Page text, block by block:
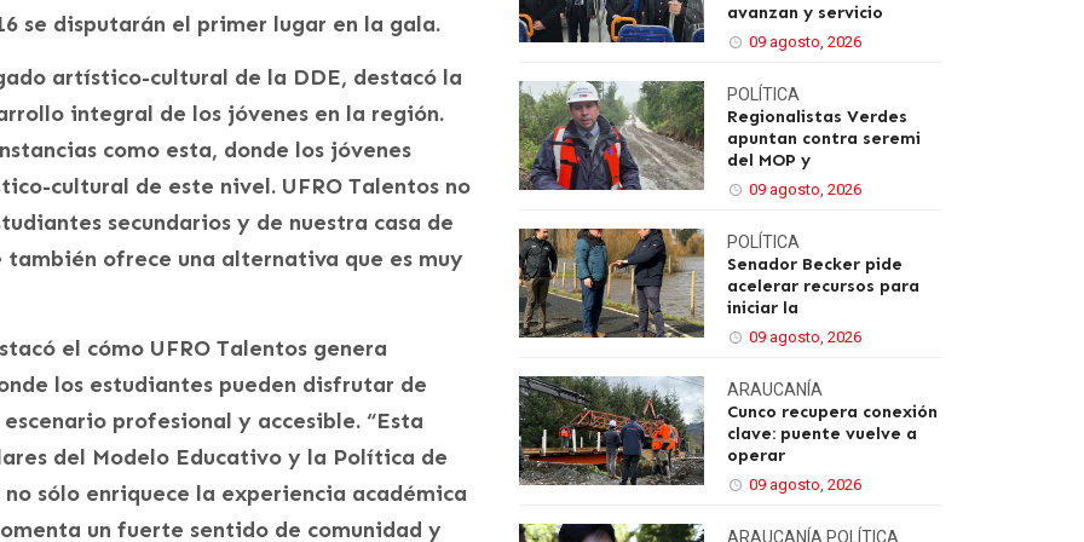
se disputarán el primer lugar en la gala.
artístico-cultural de la DDE, destacó la
integral de los jóvenes en la región.
como esta, donde los jóvenes
cultural de este nivel. UFRO Talentos no
secundarios y de nuestra casa de
ofrece una alternativa que es muy
el cómo UFRO Talentos genera
los estudiantes pueden disfrutar de
profesional y accesible. “Esta
del Modelo Educativo y la Política de
sólo enriquece la experiencia académica
un fuerte sentido de comunidad y
avanzan y servicio
09 agosto, 2026
POLÍTICA
Regionalistas Verdes
apuntan contra seremi
del MOP y
09 agosto, 2026
POLÍTICA
Senador Becker pide
acelerar recursos para
iniciar la
09 agosto, 2026
ARAUCANÍA
Cunco recupera conexión
clave: puente vuelve a
operar
09 agosto, 2026
ARAUCANÍA POLÍTICA